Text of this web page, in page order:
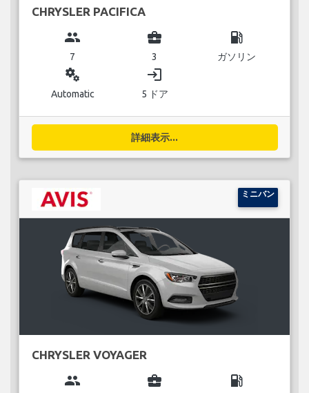
CHRYSLER PACIFICA
group
7
business_center
3
local_gas_station
ガソリン
miscellaneous_services
Automatic
login
5 ドア
詳細表示...
ミニバン
CHRYSLER VOYAGER
group business_center local_gas_station